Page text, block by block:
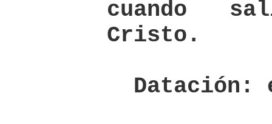
cuando
Cristo.
Datación: